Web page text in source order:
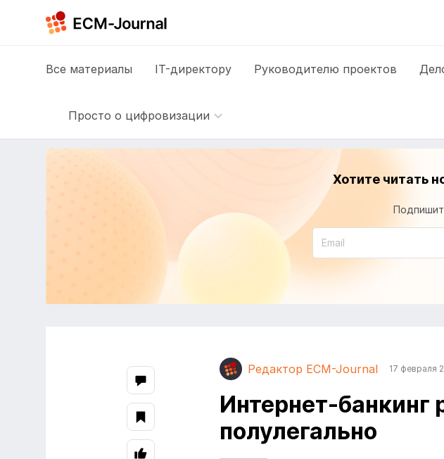
Все материалы IT-директору Руководителю проектов
Просто о цифровизации
Хотите читать
Редактор ECM-Journal 17 февраля
Интернет-банкинг
полулегально